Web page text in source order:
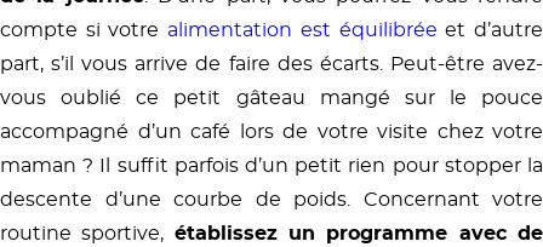
compte si votre alimentation est équilibrée et d’autre
part, s’il vous arrive de faire des écarts. Peut-être avez-
vous oublié ce petit gâteau mangé sur le pouce
accompagné d’un café lors de votre visite chez votre
maman ? Il suffit parfois d’un petit rien pour stopper la
descente d’une courbe de poids. Concernant votre
routine sportive, établissez un programme avec de